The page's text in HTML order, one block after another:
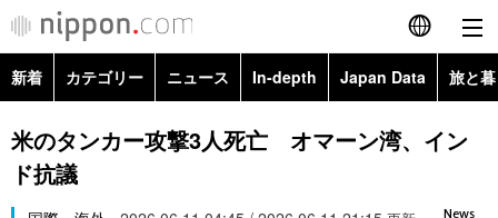
English
简体字
新着 カテゴリー ニュース In-depth Japan Data 旅と
政治・外交
経済・ビジネス
Topics
米のタンカー攻撃3人死亡 オマーン湾、イン
ド抗議
News